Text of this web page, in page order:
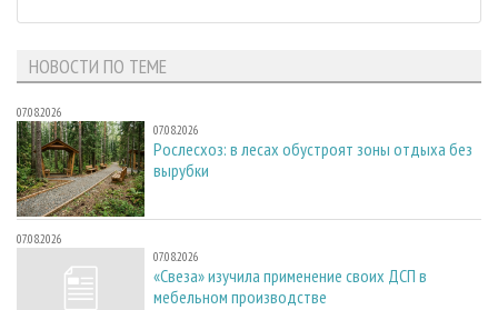
НОВОСТИ ПО ТЕМЕ
07.08.2026
07.08.2026
Рослесхоз: в лесах обустроят зоны отдыха без
вырубки
07.08.2026
07.08.2026
«Свеза» изучила применение своих ДСП в
мебельном производстве